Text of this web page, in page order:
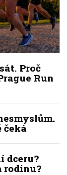
Proč
Run
čeká
dceru?
rodinu?